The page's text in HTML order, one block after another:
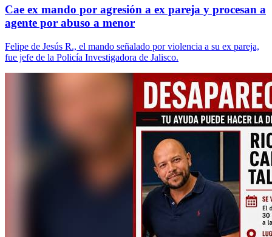
Cae ex mando por agresión a ex pareja y procesan a
agente por abuso a menor
Felipe de Jesús R., el mando señalado por violencia a su ex pareja,
fue jefe de la Policía Investigadora de Jalisco.